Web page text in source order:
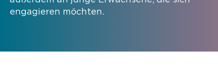
engagieren möchten.